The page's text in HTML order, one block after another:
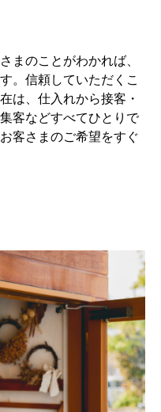
まのことがわかれば、
。信頼していただくこ
は、仕入れから接客・
客などすべてひとりで
客さまのご希望をすぐ